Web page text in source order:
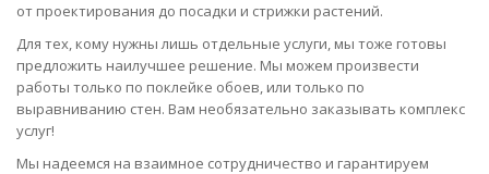
от проектирования до посадки и стрижки растений.
Для тех, кому нужны лишь отдельные услуги, мы тоже готовы
предложить наилучшее решение. Мы можем произвести
работы только по поклейке обоев, или только по
выравниванию стен. Вам необязательно заказывать комплекс
услуг!
Мы надеемся на взаимное сотрудничество и гарантируем